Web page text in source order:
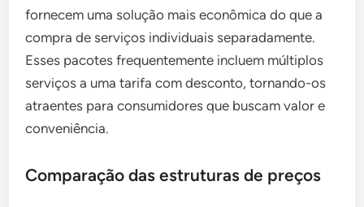
fornecem uma solução mais econômica do que a
compra de serviços individuais separadamente.
Esses pacotes frequentemente incluem múltiplos
serviços a uma tarifa com desconto, tornando-os
atraentes para consumidores que buscam valor e
conveniência.
Comparação das estruturas de preços